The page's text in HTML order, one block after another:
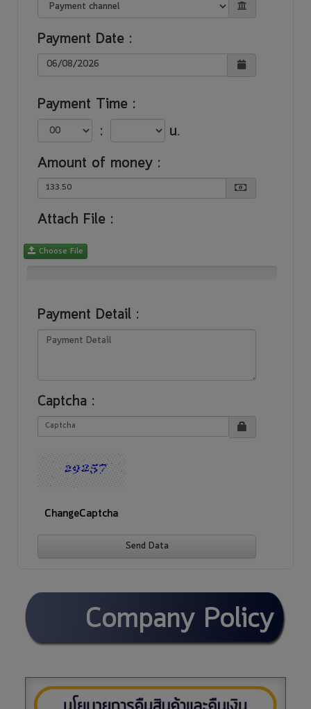
Payment Date :
06/08/2026
Payment Time :
:
น.
Amount of money:
Attach File :
Choose File
Payment Detail:
Captcha:
ChangeCaptcha
Send Data
Company Policy